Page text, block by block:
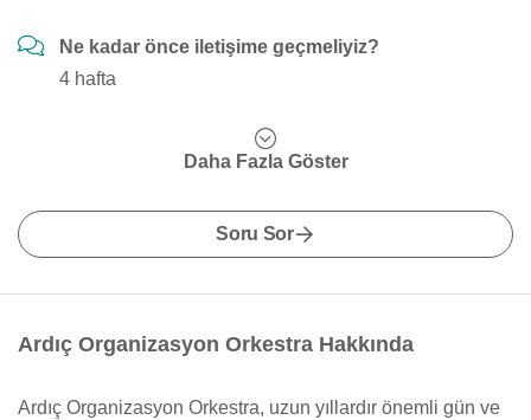
Ne kadar önce iletişime geçmeliyiz?
4 hafta
Daha Fazla Göster
Soru Sor
Ardıç Organizasyon Orkestra Hakkında
Ardıç Organizasyon Orkestra, uzun yıllardır önemli gün ve